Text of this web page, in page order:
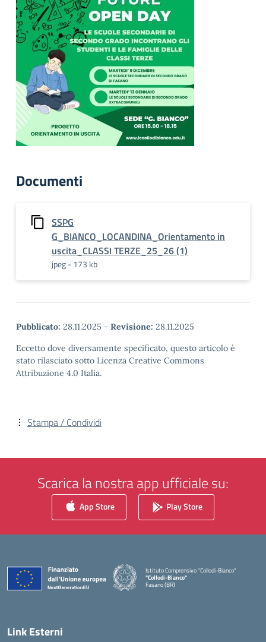
Documenti
SSPG
G_BIANCO_LOCANDINA_Orientamento in
uscita_CLASSI TERZE_25_26 (1)
jpeg - 173 kb
Pubblicato: 28.11.2025 - Revisione: 28.11.2025
Eccetto dove diversamente specificato, questo articolo è
stato rilasciato sotto Licenza Creative Commons
Attribuzione 4.0 Italia.
Stampa / Condividi
Scarica la nostra app ufficiale su:
App Store Play Store
Istituto Comprensivo "Collodi-Bianco"
"Collodi-Bianco"
Fasano (BR)
Link Esterni